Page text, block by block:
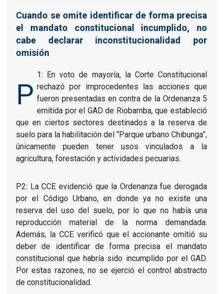
Cuando se omite identificar de forma precisa
el mandato constitucional incumplido, no
cabe declarar inconstitucionalidad por
omisión
P
1: En voto de mayoría, la Corte Constitucional
rechazó por improcedentes las acciones que
fueron presentadas en contra de la Ordenanza 5
emitida por el GAD de Riobamba, que estableció
que en ciertos sectores destinados a la reserva de
suelo para la habilitación del “Parque urbano Chibunga”,
únicamente pueden tener usos vinculados a la
agricultura, forestación y actividades pecuarias.
P2: La CCE evidenció que la Ordenanza fue derogada
por el Código Urbano, en donde ya no existe una
reserva del uso del suelo, por lo que no había una
reproducción material de la norma demandada.
Además, la CCE verificó que el accionante omitió su
deber de identificar de forma precisa el mandato
constitucional que habría sido incumplido por el GAD.
Por estas razones, no se ejerció el control abstracto
de constitucionalidad.